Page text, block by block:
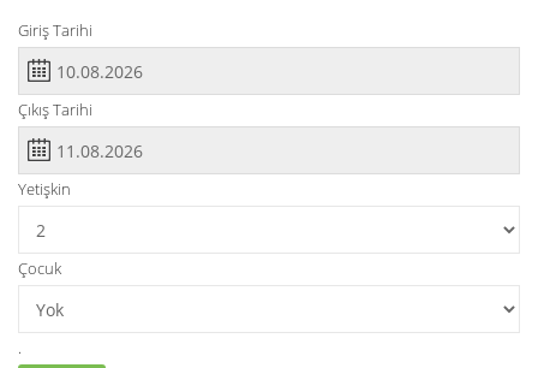
Giriş Tarihi
Çıkış Tarihi
Yetişkin
Çocuk
.